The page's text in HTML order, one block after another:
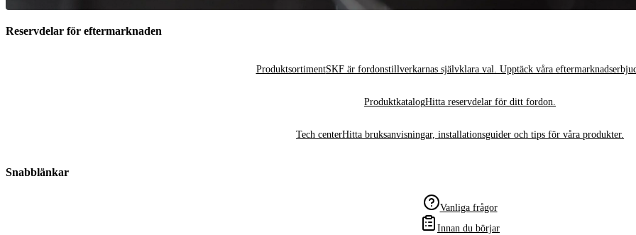
Reservdelar för eftermarknaden
ProduktsortimentSKF är fordonstillverkarnas självklara val. Upptäck våra
ProduktkatalogHitta reservdelar för ditt fordon.
Tech centerHitta bruksanvisningar, installationsguider och tips för våra produkter.
Snabblänkar
Vanliga frågor
Innan du börjar